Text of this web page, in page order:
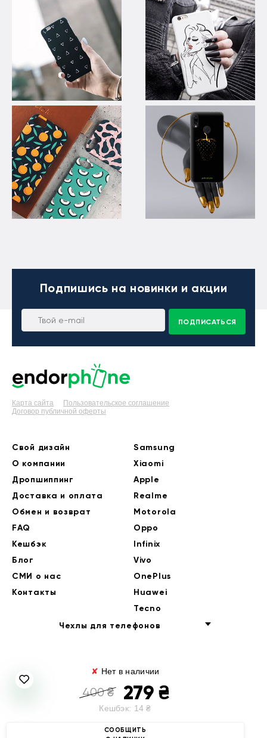
✘ Нет в наличии
400₴ 279 ₴
Кешбэк: 14 ₴
СООБЩИТЬ
Подпишись на новинки и акции
ПОДПИСАТЬСЯ
Карта сайта
Пользовательское соглашение
Договор публичной оферты
Свой дизайн
О компании
Дропшиппинг
Доставка и оплата
Обмен и возврат
FAQ
Кешбэк
Блог
СМИ о нас
Контакты
Samsung
Xiaomi
Apple
Realme
Motorola
Oppo
Infinix
Vivo
OnePlus
Huawei
Tecno
Чехлы для телефонов